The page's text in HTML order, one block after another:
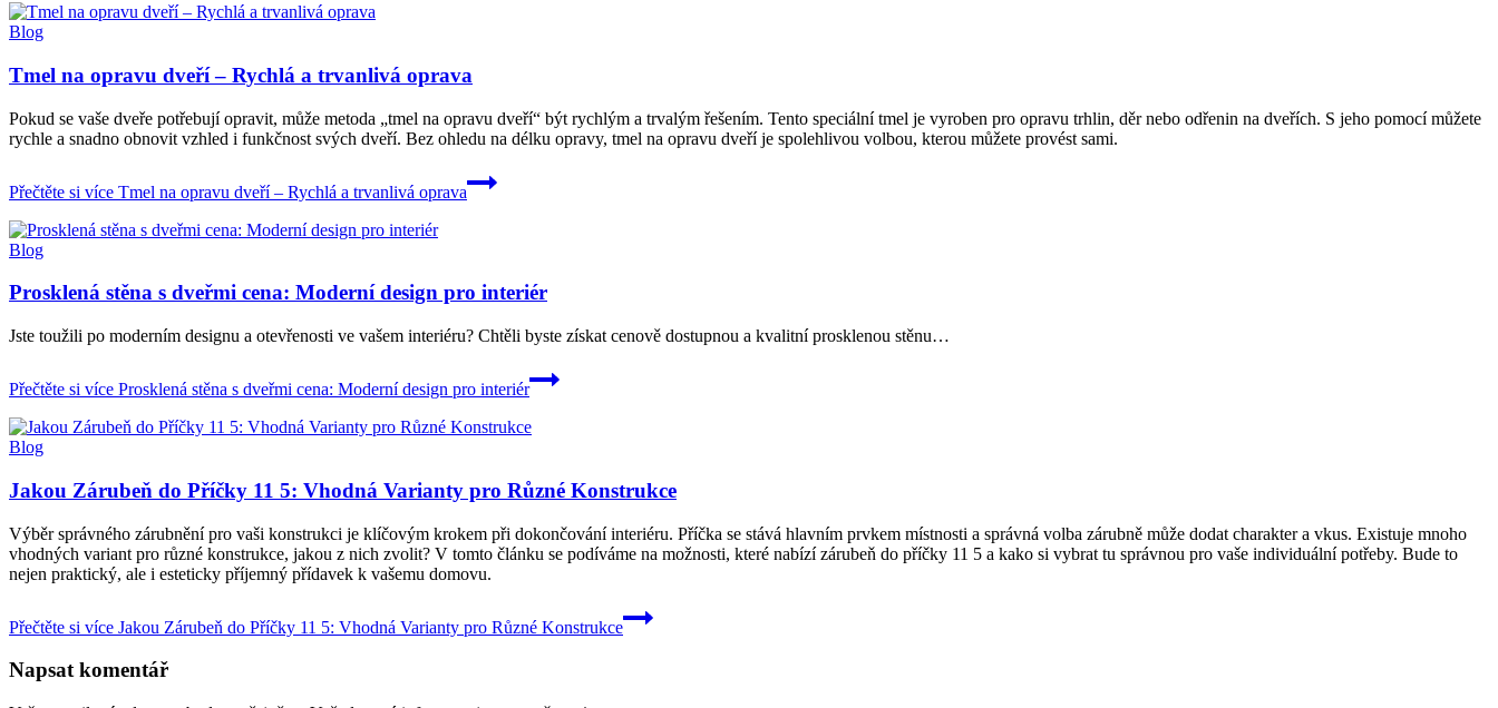
Blog
Tmel na opravu dveří – Rychlá a trvanlivá oprava
Pokud se vaše dveře potřebují opravit, může metoda „tmel na opravu dveří“ být rychlým a trvalým řešením. Tento speciální tmel je vyroben pro opravu trhlin, děr nebo odřenin na dveřích. S jeho pomocí můžete
rychle a snadno obnovit vzhled i funkčnost svých dveří. Bez ohledu na délku opravy, tmel na opravu dveří je spolehlivou volbou, kterou můžete provést sami.
Přečtěte si více Tmel na opravu dveří – Rychlá a trvanlivá oprava
Blog
Prosklená stěna s dveřmi cena: Moderní design pro interiér
Jste toužili po moderním designu a otevřenosti ve vašem interiéru? Chtěli byste získat cenově dostupnou a kvalitní prosklenou stěnu…
Přečtěte si více Prosklená stěna s dveřmi cena: Moderní design pro interiér
Blog
Jakou Zárubeň do Příčky 11 5: Vhodná Varianty pro Různé Konstrukce
Výběr správného zárubnění pro vaši konstrukci je klíčovým krokem při dokončování interiéru. Příčka se stává hlavním prvkem místnosti a správná volba zárubně může dodat charakter a vkus. Existuje mnoho
vhodných variant pro různé konstrukce, jakou z nich zvolit? V tomto článku se podíváme na možnosti, které nabízí zárubeň do příčky 11 5 a kako si vybrat tu správnou pro vaše individuální potřeby. Bude to
nejen praktický, ale i esteticky příjemný přídavek k vašemu domovu.
Přečtěte si více Jakou Zárubeň do Příčky 11 5: Vhodná Varianty pro Různé Konstrukce
Napsat komentář